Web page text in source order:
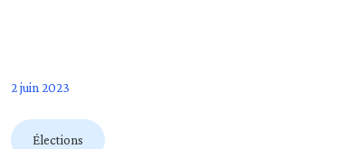
2 juin 2023
Élections